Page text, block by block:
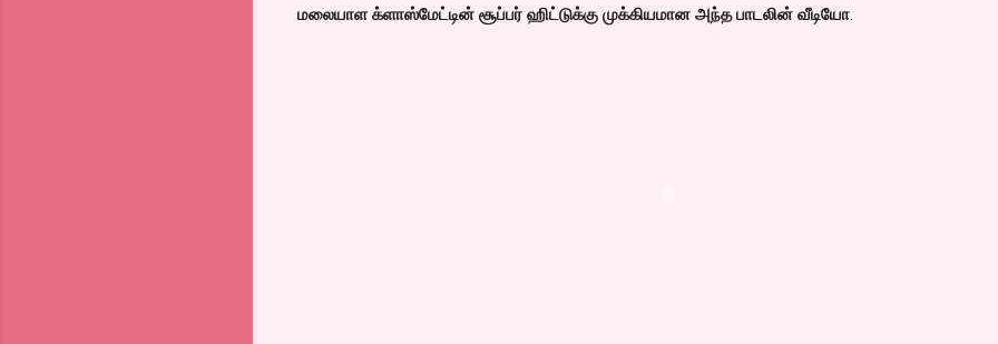
மலையாள க்ளாஸ்மேட்டின் சூப்பர் ஹிட்டுக்கு முக்கியமான அந்த பாடலின் வீடியோ